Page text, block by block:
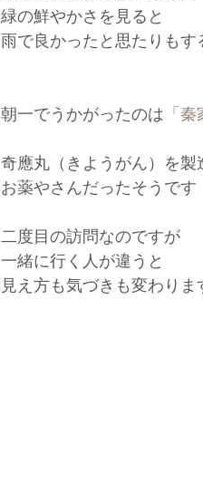
緑の鮮やかさを見ると
雨で良かったと思たりもす
朝一でうかがったのは 「
奇應丸（きようがん）を製
お薬やさんだったそうです
二度目の訪問なのですが
一緒に行く人が違うと
見え方も気づきも変わりま